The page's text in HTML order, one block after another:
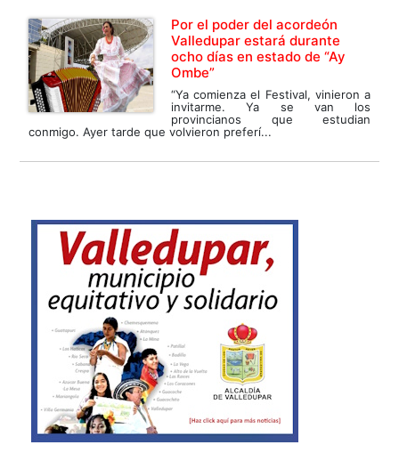
Por el poder del acordeón
Valledupar estará durante
ocho días en estado de “Ay
Ombe”
“Ya comienza el Festival, vinieron a
invitarme. Ya se van los
provincianos que estudian
conmigo. Ayer tarde que volvieron preferí...